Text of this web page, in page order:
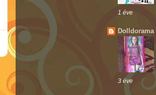
1 éve
Dolldorama
3 éve